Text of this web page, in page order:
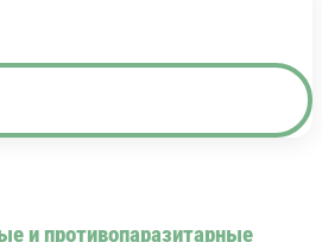
и противопаразитарные